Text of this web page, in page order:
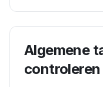
Algemene
controleren